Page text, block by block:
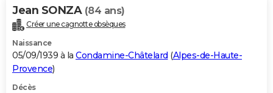
Bricolage
Lifestyle
Culture
Sport
Auto
Television
Voyage
Cinema
Jean SONZA (84 ans)
Créer une cagnotte obsèques
Naissance
05/09/1939 à la Condamine-Châtelard (Alpes-de-Haute-
Provence)
Décès